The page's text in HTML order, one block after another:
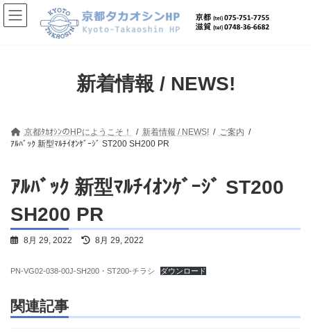
コ
ン
テ
ナ
ビ
ゲ
新着情報 / NEWS!
京都ﾀｶｵｼﾝのHPにようこそ！ 新着情報 / NEWS!
ご案内
ｱﾙﾊﾞｯｸ 新型ﾏﾙﾁｲｵﾝｹﾞｰｼﾞ ST200 SH200 PR
ｱﾙﾊﾞｯｸ 新型ﾏﾙﾁｲｵﾝｹﾞｰｼﾞ ST200
SH200 PR
8月 29, 2022
最
新
8月 29, 2022
PN-VG02-038-00J-SH200・ST200-チラシ ダウンロード
関連記事